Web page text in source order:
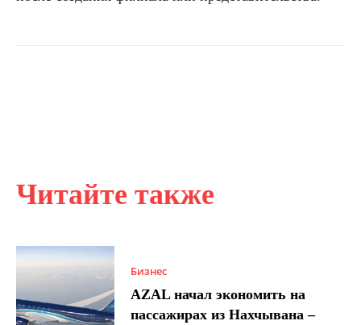
Читайте также
Бизнес
AZAL начал экономить на
пассажирах из Нахчывана –